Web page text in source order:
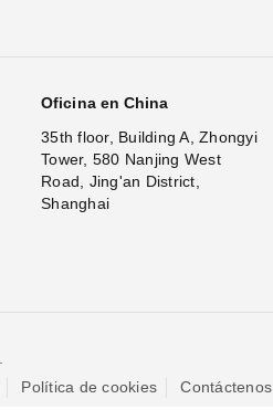
Oficina en China
35th floor, Building A, Zhongyi
Tower, 580 Nanjing West
Road, Jing'an District,
Shanghai
Política de cookies Contáctenos